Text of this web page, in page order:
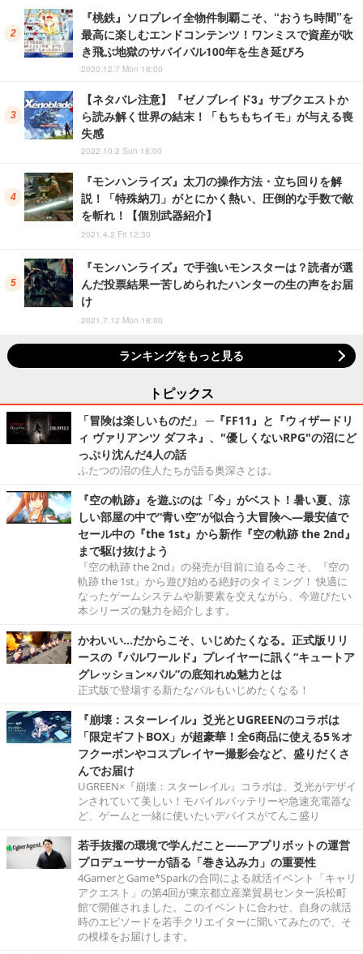
『桃鉄』ソロプレイ全物件制覇こそ、“おうち時間”を
最高に楽しむエンドコンテンツ！ワンミスで資産が吹
き飛ぶ地獄のサバイバル100年を生き延びろ
2020.12.7 Mon 18:00
【ネタバレ注意】『ゼノブレイド3』サブクエストか
ら読み解く世界の結末！「もちもちイモ」が与える喪
失感
2022.10.2 Sun 18:00
『モンハンライズ』太刀の操作方法・立ち回りを解
説！「特殊納刀」がとにかく熱い、圧倒的な手数で敵
を斬れ！【個別武器紹介】
2021.4.2 Fri 12:30
『モンハンライズ』で手強いモンスターは？読者が選
んだ投票結果ー苦しめられたハンターの生の声をお届
け
2021.7.12 Mon 18:00
ランキングをもっと見る
トピックス
「冒険は楽しいものだ」 ─『FF11』と『ウィザードリ
ィ ヴァリアンツ ダフネ』、"優しくないRPG"の沼にど
っぷり沈んだ4人の話
ふたつの沼の住人たちが語る奥深さとは。
『空の軌跡』を遊ぶのは「今」がベスト！暑い夏、涼
しい部屋の中で“青い空”が似合う大冒険へ―最安値で
セール中の『the 1st』から新作『空の軌跡 the 2nd』
まで駆け抜けよう
『空の軌跡 the 2nd』の発売が目前に迫る今こそ、『空の
軌跡 the 1st』から遊び始める絶好のタイミング！ 快適に
なったゲームシステムや新要素を交えながら、今遊びたい
本シリーズの魅力を紹介します。
かわいい…だからこそ、いじめたくなる。正式版リリ
ースの『パルワールド』プレイヤーに訊く“キュートア
グレッション×パル”の底知れぬ魅力とは
正式版で登場する新たなパルもいじめたくなる！
『崩壊：スターレイル』爻光とUGREENのコラボは
「限定ギフトBOX」が超豪華！全6商品に使える5％オ
フクーポンやコスプレイヤー撮影会など、盛りだくさ
んでお届け
UGREEN×『崩壊：スターレイル』コラボは、爻光がデザイ
ンされていて美しい！モバイルバッテリーや急速充電器な
ど、ゲームと一緒に使いたいデバイスがてんこ盛り
若手抜擢の環境で学んだこと――アプリボットの運営
プロデューサーが語る「巻き込み力」の重要性
4GamerとGame*Sparkの合同による就活イベント「キャリ
アクエスト」の第4回が東京都立産業貿易センター浜松町
館で開催されました。このイベントに合わせ、自身の就活
時のエピソードを若手クリエイターに聞いてみたので、そ
の模様をお届けします。